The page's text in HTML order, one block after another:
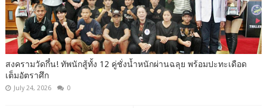
สงครามวัดกึ๋น! ทัพนักสู้ทั้ง 12 คู่ชั่งน้ำหนักผ่านฉลุย พร้อมปะทะเดือด
เต็มอัตราศึก
July 24, 2026 0